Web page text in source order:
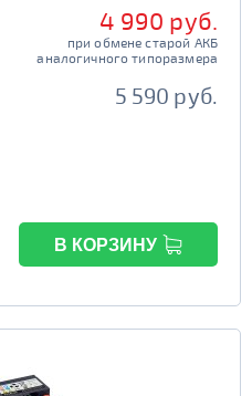
4 990 руб.
при обмене старой АКБ
аналогичного типоразмера
5 590 руб.
В КОРЗИНУ